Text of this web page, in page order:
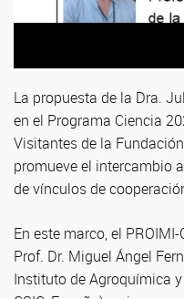
La propuesta de la Dra.
en el Programa Ciencia
Visitantes de la
promueve el intercambio
de vínculos de
En este marco, el
Prof. Dr. Miguel Ángel
Instituto de Agroquímica